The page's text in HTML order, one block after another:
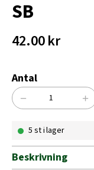
SB
42.00kr
Antal
TRÄSKRUV
5,0X90
SB
− +
5 st i lager
Beskrivning